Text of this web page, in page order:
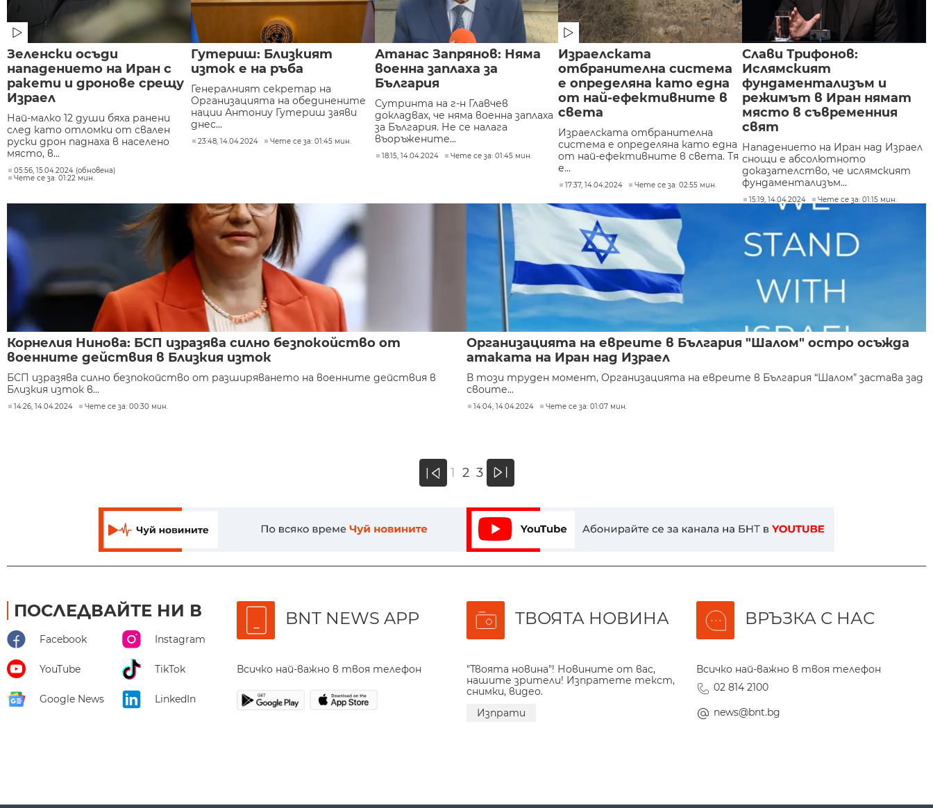
Зеленски осъди
нападението на Иран с
ракети и дронове срещу
Израел
Най-малко 12 души бяха ранени
след като отломки от свален
руски дрон паднаха в населено
място, в...
05:56, 15.04.2024 (обновена)
Чете се за: 01:22 мин.
Гутериш: Близкият
изток е на ръба
Генералният секретар на
Организацията на обединените
нации Антониу Гутериш заяви
днес...
23:48, 14.04.2024 Чете се за: 01:45 мин.
Атанас Запрянов: Няма
военна заплаха за
България
Сутринта на г-н Главчев
докладвах, че няма военна заплаха
за България. Не се налага
въоръжените...
18:15, 14.04.2024 Чете се за: 01:45 мин.
Израелската
отбранителна система
е определяна като една
от най-ефективните в
света
Израелската отбранителна
система е определяна като една
от най-ефективните в света. Тя
е...
17:37, 14.04.2024 Чете се за: 02:55 мин.
Слави Трифонов:
Ислямският
фундаментализъм и
режимът в Иран нямат
място в съвременния
свят
Нападението на Иран над Израел
снощи е абсолютното
доказателство, че ислямският
фундаментализъм...
15:19, 14.04.2024 Чете се за: 01:15 мин.
Корнелия Нинова: БСП изразява силно безпокойство от
военните действия в Близкия изток
БСП изразява силно безпокойство от разширяването на военните действия в
Близкия изток в...
14:26, 14.04.2024 Чете се за: 00:30 мин.
Организацията на евреите в България "Шалом" остро осъжда
атаката на Иран над Израел
В този труден момент, Организацията на евреите в България “Шалом” застава зад
своите...
14:04, 14.04.2024 Чете се за: 01:07 мин.
« 1 2 3 »
ПОСЛЕДВАЙТЕ НИ В
Facebook Instagram
YouTube TikTok
Google News LinkedIn
BNT NEWS APP
Всичко най-важно в твоя телефон
ТВОЯТА НОВИНА
"Твоята новина"! Новините от вас,
нашите зрители! Изпратете текст,
снимки, видео.
Изпрати
ВРЪЗКА С НАС
Всичко най-важно в твоя телефон
02 814 2100
news@bnt.bg